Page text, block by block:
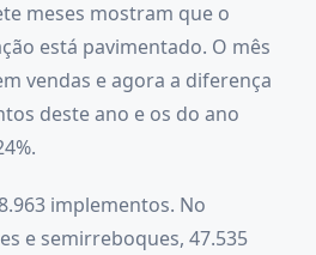
meses mostram que o
está pavimentado. O mês
vendas e agora a diferença
deste ano e os do ano
implementos. No
e semirreboques, 47.535